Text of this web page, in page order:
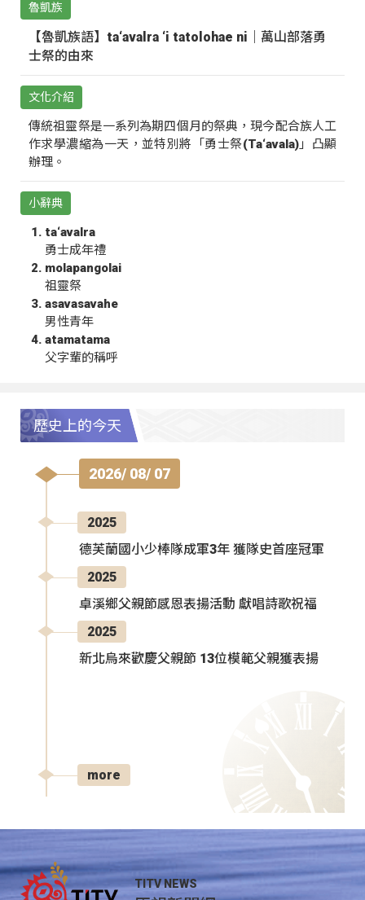
魯凱族
【魯凱族語】ta‘avalra ‘i tatolohae ni｜萬山部落勇
士祭的由來
文化介紹
傳統祖靈祭是一系列為期四個月的祭典，現今配合族人工
作求學濃縮為一天，並特別將「勇士祭(Ta‘avala)」凸顯
辦理。
小辭典
ta‘avalra
勇士成年禮
molapangolai
祖靈祭
asavasavahe
男性青年
atamatama
父字輩的稱呼
歷史上的今天
2026/ 08/ 07
2025
德芙蘭國小少棒隊成軍3年 獲隊史首座冠軍
2025
卓溪鄉父親節感恩表揚活動 獻唱詩歌祝福
2025
新北烏來歡慶父親節 13位模範父親獲表揚
more
TITV NEWS